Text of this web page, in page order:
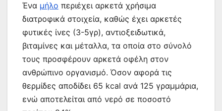
Ένα μήλο περιέχει αρκετά χρήσιμα
διατροφικά στοιχεία, καθώς έχει αρκετές
φυτικές ίνες (3-5γρ), αντιοξειδωτικά,
βιταμίνες και μέταλλα, τα οποία στο σύνολό
τους προσφέρουν αρκετά οφέλη στον
ανθρώπινο οργανισμό. Όσον αφορά τις
θερμίδες αποδίδει 65 kcal ανά 125 γραμμάρια,
ενώ αποτελείται από νερό σε ποσοστό